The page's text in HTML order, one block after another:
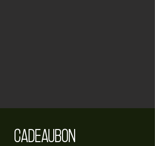
CADEAUBON